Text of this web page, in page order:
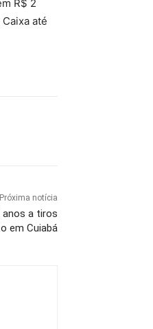
R$ 2
até
Próxima notícia
anos a tiros
em Cuiabá